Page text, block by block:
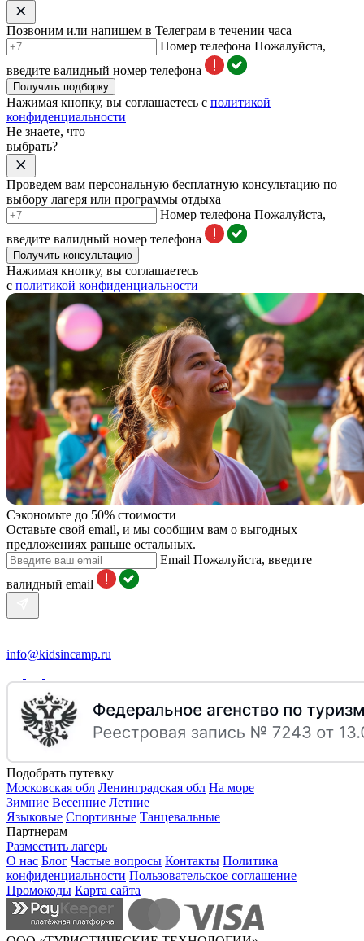
Позвоним или напишем в Телеграм в течении часа
Номер телефона Пожалуйста,
введите валидный номер телефона
Получить подборку
Нажимая кнопку, вы соглашаетесь с политикой
конфиденциальности
Не знаете, что
выбрать?
Проведем вам персональную бесплатную консультацию по
выбору лагеря или программы отдыха
Номер телефона Пожалуйста,
введите валидный номер телефона
Получить консультацию
Нажимая кнопку, вы соглашаетесь
с политикой конфиденциальности
Сэкономьте до 50% стоимости
Оставьте свой email, и мы сообщим вам о выгодных
предложениях раньше остальных.
Email Пожалуйста, введите
валидный email
info@kidsincamp.ru
Подобрать путевку
Московская обл Ленинградская обл На море
Зимние Весенние Летние
Языковые Спортивные Танцевальные
Партнерам
Разместить лагерь
О нас Блог Частые вопросы Контакты Политика
конфиденциальности Пользовательское соглашение
Промокоды Карта сайта